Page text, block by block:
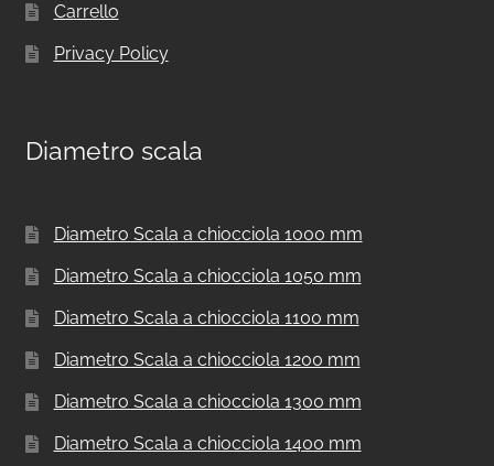
Carrello
Privacy Policy
Diametro scala
Diametro Scala a chiocciola 1000 mm
Diametro Scala a chiocciola 1050 mm
Diametro Scala a chiocciola 1100 mm
Diametro Scala a chiocciola 1200 mm
Diametro Scala a chiocciola 1300 mm
Diametro Scala a chiocciola 1400 mm